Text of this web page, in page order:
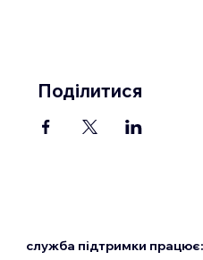
Поділитися
служба підтримки